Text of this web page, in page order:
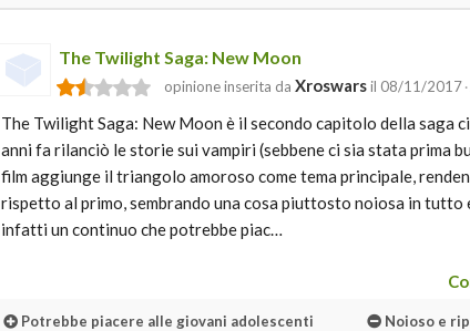
The Twilight Saga: New Moon
opinione inserita da Xroswarsil 08/11/2017
The Twilight Saga: New Moon è il secondo capitolo della saga
anni fa rilanciò le storie sui vampiri (sebbene ci sia stata prima
film aggiunge il triangolo amoroso come tema principale,
rispetto al primo, sembrando una cosa piuttosto noiosa in
infatti un continuo che potrebbe piac…
Potrebbe piacere alle giovani adolescenti Noioso e